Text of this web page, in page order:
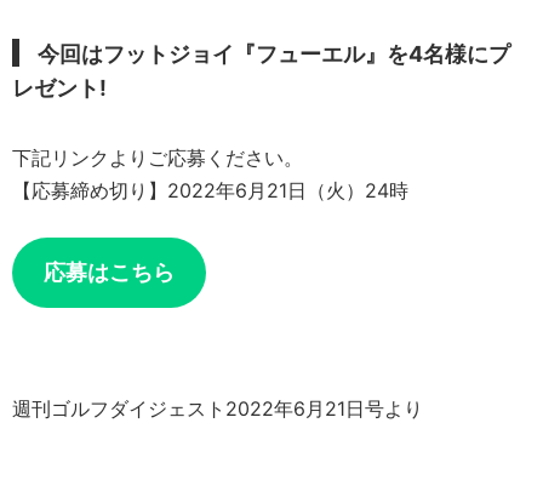
今回はフットジョイ『フューエル』を4名様にプ
レゼント!
下記リンクよりご応募ください。
【応募締め切り】2022年6月21日（火）24時
応募はこちら
週刊ゴルフダイジェスト2022年6月21日号より